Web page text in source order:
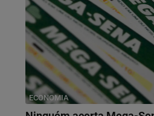
ECONOMIA